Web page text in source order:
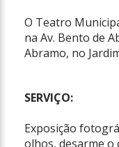
O Teatro
na Av. Bento de
Abramo, no
SERVIÇO:
Exposição
olhos, desarme o